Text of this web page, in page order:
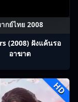
กย์ไทย 2008
(2008) ฝังแค้นรอ
อาฆาต
HD